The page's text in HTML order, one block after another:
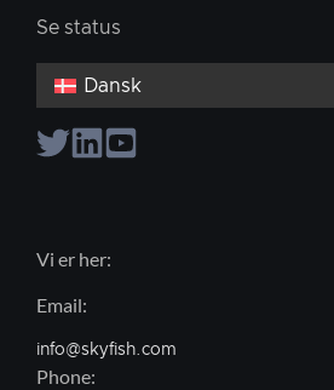
Se status
Dansk
Vi er her:
Email:
info@skyfish.com
Phone: